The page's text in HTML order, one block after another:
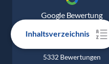
Inhaltsverzeichnis
Google Bewertung
4.9
5332 Bewertungen